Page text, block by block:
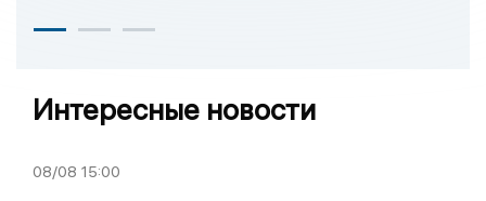
Интересные новости
08/08 15:00